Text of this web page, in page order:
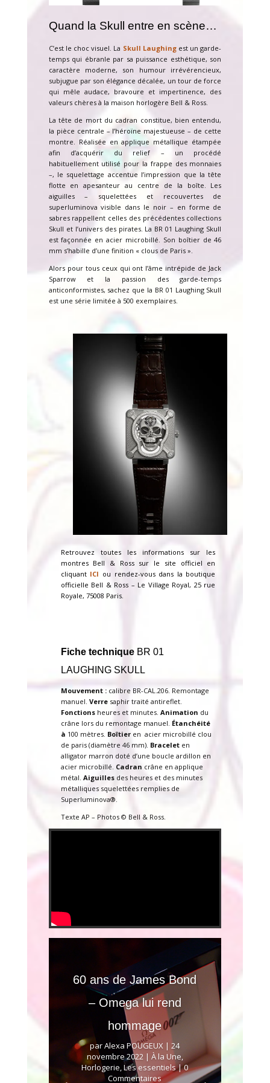
Quand la Skull entre en scène…
C’est le choc visuel. La Skull Laughingest un garde-
temps qui ébranle par sa puissance esthétique, son
caractère moderne, son humour irrévérencieux,
subjugue par son élégance décalée, un tour de force
qui mêle audace, bravoure et impertinence, des
valeurs chères à la maison horlogère Bell & Ross.
La tête de mort du cadran constitue, bien entendu,
la pièce centrale – l’héroïne majestueuse – de cette
montre. Réalisée en applique métallique étampée
afin d’acquérir du relief – un procédé
habituellement utilisé pour la frappe des monnaies
–, le squelettage accentue l’impression que la tête
flotte en apesanteur au centre de la boîte. Les
aiguilles – squelettées et recouvertes de
superluminova visible dans le noir – en forme de
sabres rappellent celles des précédentes collections
Skull et l’univers des pirates. La BR 01 Laughing Skull
est façonnée en acier microbillé. Son boîtier de 46
mm s’habille d’une finition « clous de Paris ».
Alors pour tous ceux qui ont l’âme intrépide de Jack
Sparrow et la passion des garde-temps
anticonformistes, sachez que la BR 01 Laughing Skull
est une série limitée à 500 exemplaires.
Retrouvez toutes les informations sur les
montres Bell & Ross sur le site officiel en
cliquant ICI ou rendez-vous dans la boutique
officielle Bell & Ross – Le Village Royal, 25 rue
Royale, 75008 Paris.
Fiche technique BR 01
LAUGHING SKULL
Mouvement :calibre BR-CAL.206. Remontage
manuel. Verresaphir traité antireflet.
Fonctions heures et minutes. Animation du
crâne lors du remontage manuel. Étanchéité
à 100 mètres. Boîtier en acier microbillé clou
de paris (diamètre 46 mm). Braceleten
alligator marron doté d’une boucle ardillon en
acier microbillé. Cadran crâne en applique
métal. Aiguillesdes heures et des minutes
métalliques squelettées remplies de
Superluminova®.
Texte AP – Photos © Bell & Ross.
60 ans de James Bond
– Omega lui rend
hommage
parAlexa POUGEUX |24
novembre 2022| À la Une,
Horlogerie,Les essentiels| 0
Commentaires